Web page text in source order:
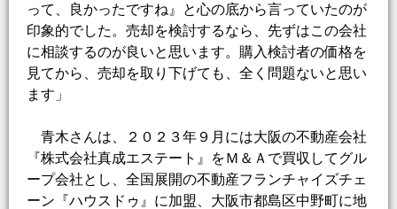
って、良かったですね』と心の底から言っていたのが
印象的でした。売却を検討するなら、先ずはこの会社
に相談するのが良いと思います。購入検討者の価格を
見てから、売却を取り下げても、全く問題ないと思い
ます」
青木さんは、２０２３年９月には大阪の不動産会社
『株式会社真成エステート』をＭ＆Ａで買収してグル
ープ会社とし、全国展開の不動産フランチャイズチェ
ーン『ハウスドゥ』に加盟、大阪市都島区中野町に地